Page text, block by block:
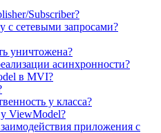
Subscriber?
с сетевыми запросами?
уничтожена?
асинхронности?
в MVI?
у класса?
ViewModel?
приложения с